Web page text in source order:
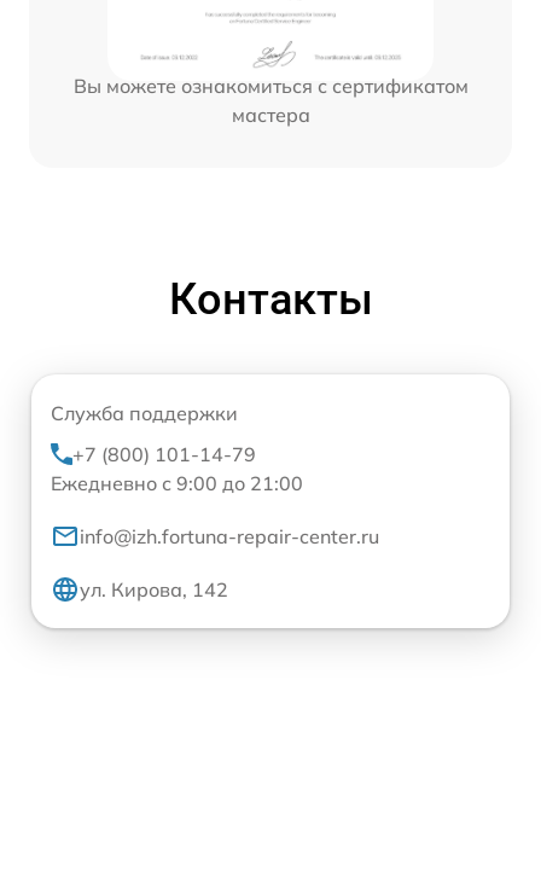
Вы можете ознакомиться с сертификатом
мастера
Контакты
Служба поддержки
+7 (800) 101-14-79
Ежедневно с 9:00 до 21:00
info@izh.fortuna-repair-center.ru
ул. Кирова, 142